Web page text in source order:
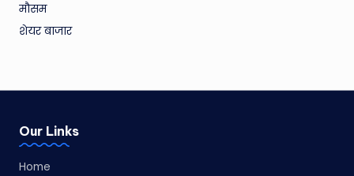
मौसम
शेयर बाजार
Our Links
Home